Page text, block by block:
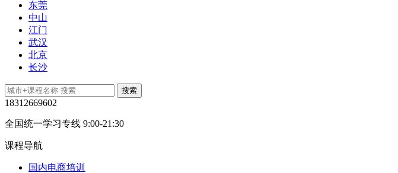
东莞
中山
江门
武汉
北京
长沙
18312669602
全国统一学习专线 9:00-21:30
课程导航
国内电商培训